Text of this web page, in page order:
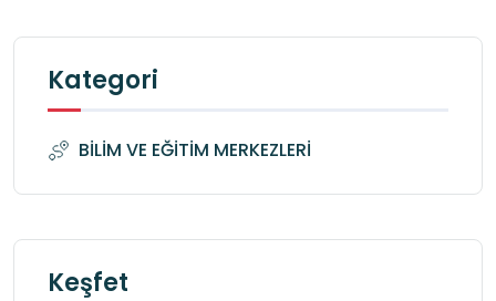
Kategori
BİLİM VE EĞİTİM MERKEZLERİ
Keşfet